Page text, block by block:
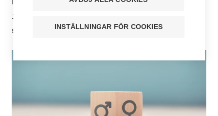
likalönsprograms tempo som nu gällt i
13 år blir gapet överbryggat först mot
slutet av seklet, det vill säga 2090.
INSTÄLLNINGAR FÖR COOKIES